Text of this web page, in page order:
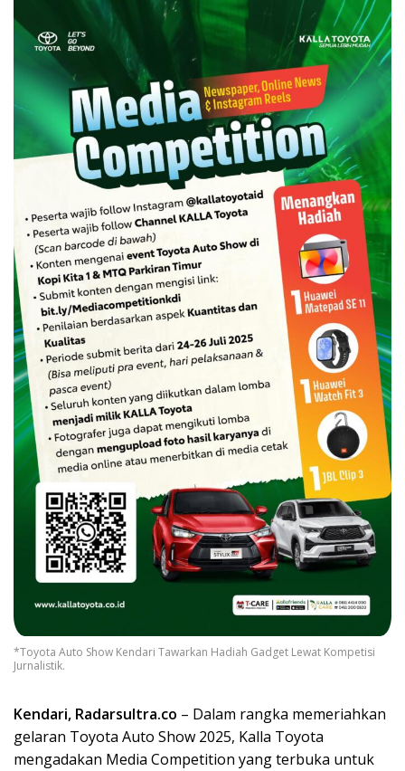
*Toyota Auto Show Kendari Tawarkan Hadiah Gadget Lewat Kompetisi
Jurnalistik.
Kendari, Radarsultra.co – Dalam rangka memeriahkan
gelaran Toyota Auto Show 2025, Kalla Toyota
mengadakan Media Competition yang terbuka untuk